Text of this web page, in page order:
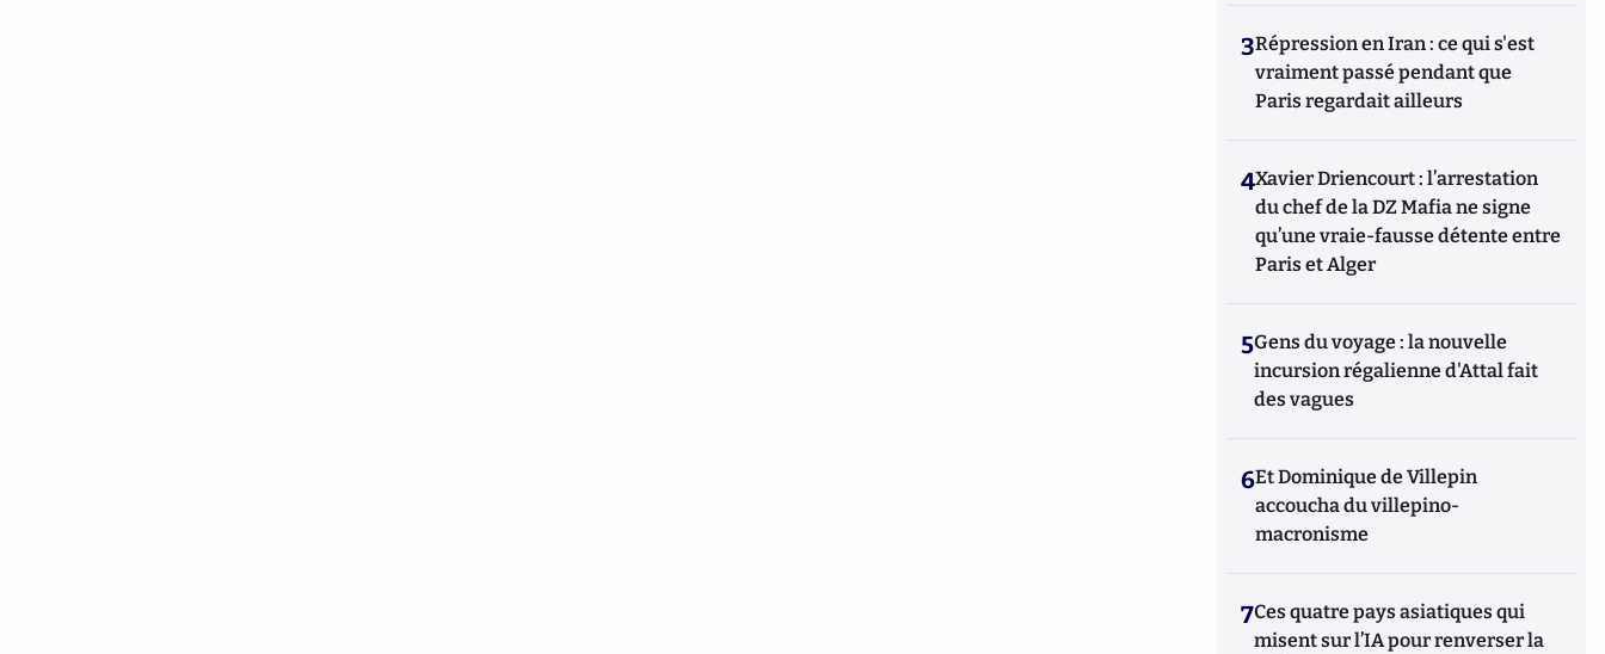
3Répression en Iran : ce qui s'est
vraiment passé pendant que
Paris regardait ailleurs
4Xavier Driencourt : l’arrestation
du chef de la DZ Mafia ne signe
qu’une vraie-fausse détente entre
Paris et Alger
5Gens du voyage : la nouvelle
incursion régalienne d'Attal fait
des vagues
6Et Dominique de Villepin
accoucha du villepino-
macronisme
7Ces quatre pays asiatiques qui
misent sur l’IA pour renverser la